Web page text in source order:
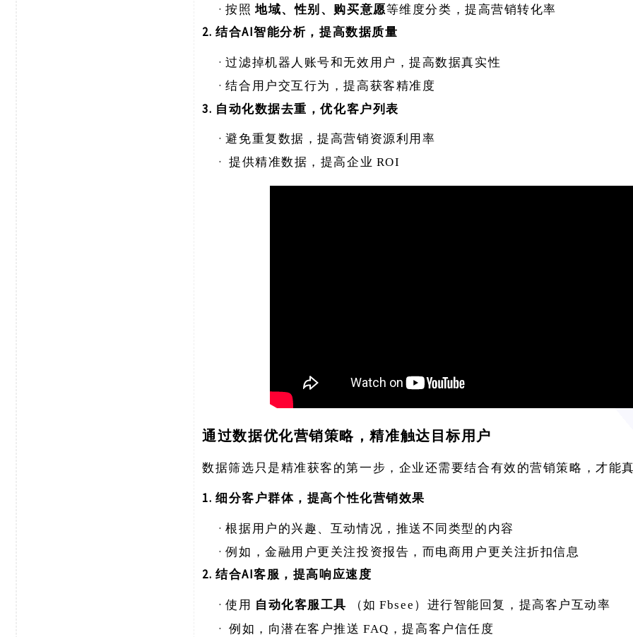
·按照地域、性别、购买意愿等维度分类，提高营销转化率
2. 结合AI智能分析，提高数据质量
·过滤掉机器人账号和无效用户，提高数据真实性
·结合用户交互行为，提高获客精准度
3. 自动化数据去重，优化客户列表
·避免重复数据，提高营销资源利用率
·
提供精准数据，提高企业 ROI
通过数据优化营销策略，精准触达目标用户
数据筛选只是精准获客的第一步，企业还需要结合有效的营销策略，才能
1. 细分客户群体，提高个性化营销效果
·根据用户的兴趣、互动情况，推送不同类型的内容
·例如，金融用户更关注投资报告，而电商用户更关注折扣信息
2. 结合AI客服，提高响应速度
·使用 自动化客服工具 （如 Fbsee）进行智能回复，提高客户互动率
· 例如，向潜在客户推送 FAQ，提高客户信任度